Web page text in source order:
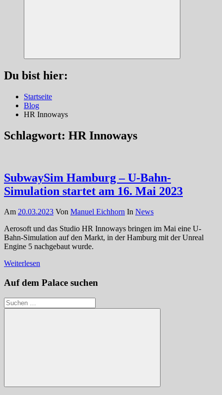
Suchen
Du bist hier:
Startseite
Blog
HR Innoways
Schlagwort: HR Innoways
SubwaySim Hamburg – U-Bahn-
Simulation startet am 16. Mai 2023
Am 20.03.2023 Von Manuel Eichhorn In News
Aerosoft und das Studio HR Innoways bringen im Mai eine U-
Bahn-Simulation auf den Markt, in der Hamburg mit der Unreal
Engine 5 nachgebaut wurde.
Weiterlesen
Auf dem Palace suchen
Suchen
nach:
Suchen